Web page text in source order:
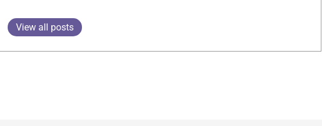
View all posts